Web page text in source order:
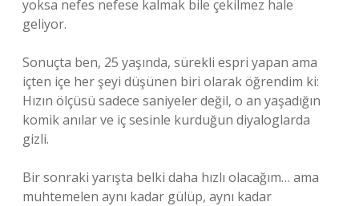
yoksa nefes nefese kalmak bile çekilmez hale
geliyor.
Sonuçta ben, 25 yaşında, sürekli espri yapan ama
içten içe her şeyi düşünen biri olarak öğrendim ki:
Hızın ölçüsü sadece saniyeler değil, o an yaşadığın
komik anılar ve iç sesinle kurduğun diyaloglarda
gizli.
Bir sonraki yarışta belki daha hızlı olacağım… ama
muhtemelen aynı kadar gülüp, aynı kadar